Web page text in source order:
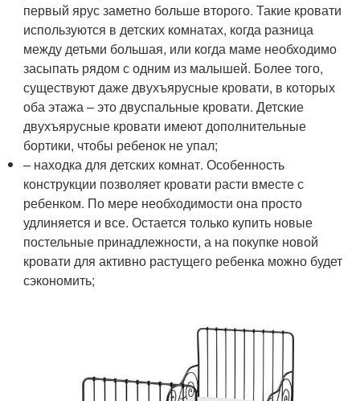
первый ярус заметно больше второго. Такие кровати
используются в детских комнатах, когда разница
между детьми большая, или когда маме необходимо
засыпать рядом с одним из малышей. Более того,
существуют даже двухъярусные кровати, в которых
оба этажа – это двуспальные кровати. Детские
двухъярусные кровати имеют дополнительные
бортики, чтобы ребенок не упал;
– находка для детских комнат. Особенность
конструкции позволяет кровати расти вместе с
ребенком. По мере необходимости она просто
удлиняется и все. Остается только купить новые
постельные принадлежности, а на покупке новой
кровати для активно растущего ребенка можно будет
сэкономить;